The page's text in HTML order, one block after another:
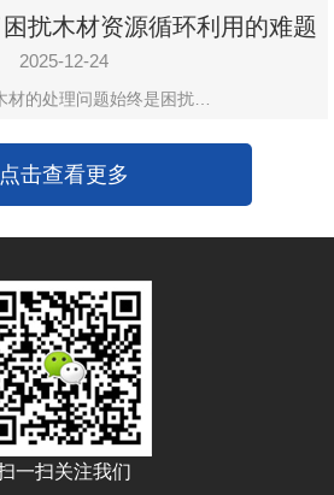
扰木材资源循环利用的难题
2025-12-24
的处理问题始终是困扰…
点击查看更多
一扫关注我们